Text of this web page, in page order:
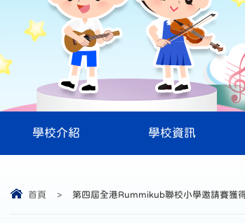
學校介紹 學校資訊
首頁 > 第四屆全港Rummikub聯校小學邀請賽獲